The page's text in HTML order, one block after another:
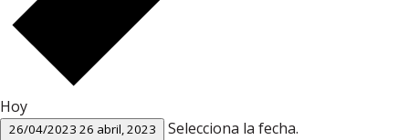
Hoy
26/04/2023 26 abril, 2023 Selecciona la fecha.